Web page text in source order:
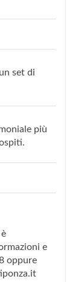
set di
più
e
oppure